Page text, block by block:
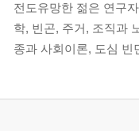
전도유망한 젊은 연구
학, 빈곤, 주거, 조직과
종과 사회이론, 도심 빈